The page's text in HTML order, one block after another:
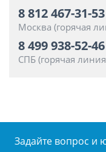
8 812 467-31-53
Москва (горячая
8 499 938-52-46
СПБ (горячая
Задайте вопрос и